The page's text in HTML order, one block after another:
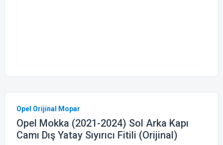
Opel Orijinal Mopar
Opel Mokka (2021-2024) Sol Arka Kapı
Camı Dış Yatay Sıyırıcı Fitili (Orijinal)